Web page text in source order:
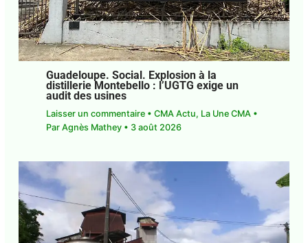
Guadeloupe. Social. Explosion à la
distillerie Montebello : l’UGTG exige un
audit des usines
Laisser un commentaire • CMA Actu ,La Une CMA